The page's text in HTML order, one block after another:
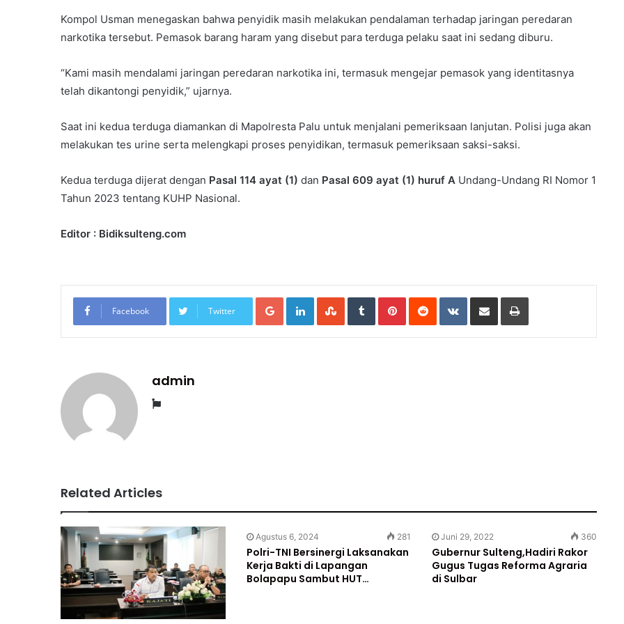
Kompol Usman menegaskan bahwa penyidik masih melakukan pendalaman terhadap jaringan peredaran
narkotika tersebut. Pemasok barang haram yang disebut para terduga pelaku saat ini sedang diburu.
“Kami masih mendalami jaringan peredaran narkotika ini, termasuk mengejar pemasok yang identitasnya
telah dikantongi penyidik,” ujarnya.
Saat ini kedua terduga diamankan di Mapolresta Palu untuk menjalani pemeriksaan lanjutan. Polisi juga akan
melakukan tes urine serta melengkapi proses penyidikan, termasuk pemeriksaan saksi-saksi.
Kedua terduga dijerat dengan Pasal 114 ayat (1) dan Pasal 609 ayat (1) huruf A Undang-Undang RI Nomor 1
Tahun 2023 tentang KUHP Nasional.
Editor : Bidiksulteng.com
Facebook Twitter
Google+LinkedInStumbleUpon
TumblrPinterestReddit VKontakteShare
Email
Print
admin
Website
Related Articles
Agustus 6, 2024 281
Polri-TNI Bersinergi Laksanakan
Kerja Bakti di Lapangan
Bolapapu Sambut HUT…
Juni 29, 2022 360
Gubernur Sulteng,Hadiri Rakor
Gugus Tugas Reforma Agraria
di Sulbar